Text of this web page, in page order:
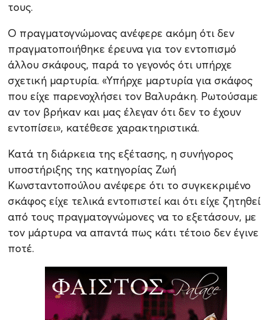
τους.
O πραγματογνώμονας ανέφερε ακόμη ότι δεν
πραγματοποιήθηκε έρευνα για τον εντοπισμό
άλλου σκάφους, παρά το γεγονός ότι υπήρχε
σχετική μαρτυρία. «Υπήρχε μαρτυρία για σκάφος
που είχε παρενοχλήσει τον Βαλυράκη. Ρωτούσαμε
αν τον βρήκαν και μας έλεγαν ότι δεν το έχουν
εντοπίσει», κατέθεσε χαρακτηριστικά.
Κατά τη διάρκεια της εξέτασης, η συνήγορος
υποστήριξης της κατηγορίας Ζωή
Κωνσταντοπούλου ανέφερε ότι το συγκεκριμένο
σκάφος είχε τελικά εντοπιστεί και ότι είχε ζητηθεί
από τους πραγματογνώμονες να το εξετάσουν, με
τον μάρτυρα να απαντά πως κάτι τέτοιο δεν έγινε
ποτέ.